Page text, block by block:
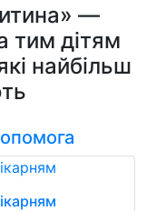
—
тим дітям
найбільш